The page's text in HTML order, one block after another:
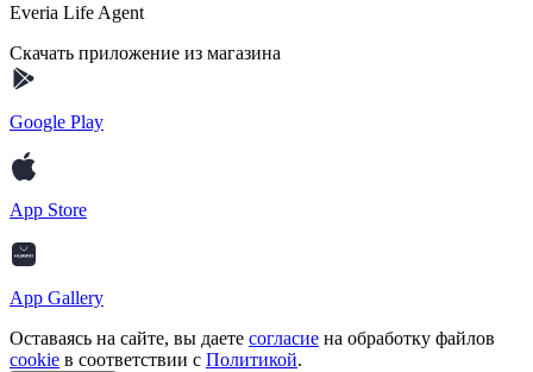
Everia Life Agent
Скачать приложение из магазина
Google Play
App Store
App Gallery
Оставаясь на сайте, вы даете согласие на обработку файлов
cookie в соответствии с Политикой.